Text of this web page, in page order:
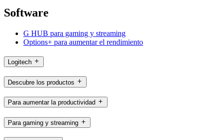
Software
G HUB para gaming y streaming
Options+ para aumentar el rendimiento
Logitech
Descubre los productos
Para aumentar la productividad
Para gaming y streaming